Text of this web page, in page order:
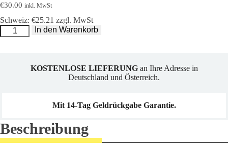
basierend auf
Kundenbewertung
€30.00 inkl. MwSt
Schweiz: €25.21 zzgl. MwSt
Umbausatz
EURO-
In den Warenkorb
KOSTENLOSE LIEFERUNGan Ihre Adresse in
Deutschland und Österreich.
Mit 14-Tag Geldrückgabe Garantie.
Beschreibung